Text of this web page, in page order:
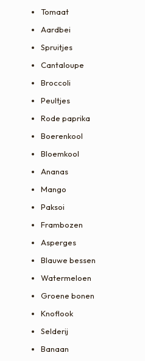
Tomaat
Aardbei
Spruitjes
Cantaloupe
Broccoli
Peultjes
Rode paprika
Boerenkool
Bloemkool
Ananas
Mango
Paksoi
Frambozen
Asperges
Blauwe bessen
Watermeloen
Groene bonen
Knoflook
Selderij
Banaan